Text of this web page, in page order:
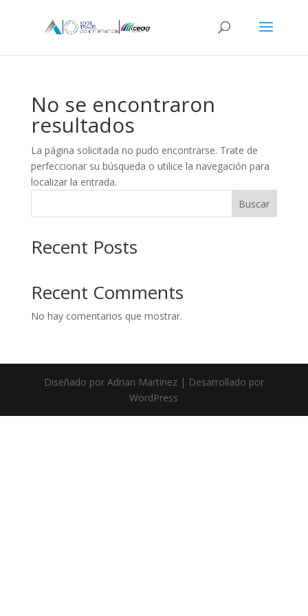
No se encontraron
resultados
La página solicitada no pudo encontrarse. Trate de
perfeccionar su búsqueda o utilice la navegación para
localizar la entrada.
Buscar
Recent Posts
Recent Comments
No hay comentarios que mostrar.
Diseñado por Adrian Martinez | Desarrollado por
WordPress